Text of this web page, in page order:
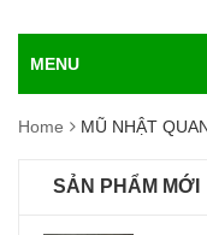
MENU
Home MŨ NHẬT
SẢN PHẨM MỚI